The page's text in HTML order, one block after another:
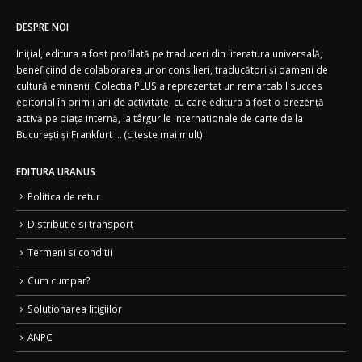
DESPRE NOI
Inițial, editura a fost profilată pe traduceri din literatura universală,
beneficiind de colaborarea unor consilieri, traducători și oameni de
cultură eminenți. Colectia PLUS a reprezentat un remarcabil succes
editorial în primii ani de activitate, cu care editura a fost o prezență
activă pe piața internă, la târgurile internationale de carte de la
București și Frankfurt ... (citeste mai mult)
EDITURA URANUS
Politica de retur
Distributie si transport
Termeni si conditii
Cum cumpar?
Solutionarea litigiilor
ANPC